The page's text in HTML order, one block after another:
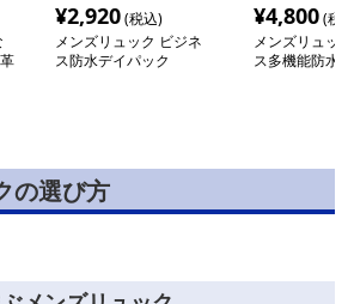
¥2,920(税込)
メンズリュック ビジネ
ス防水デイパック
¥4,800(税
メンズリュッ
ス多機能防水
の選び方